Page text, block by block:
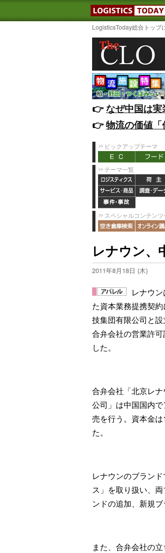
LogisticsToday総合トップ
👉️なぜ中国は
👉️物流の価値
ピックアップテーマ
テーマ一覧
スペシャルコンテンツ
レナウン、
2011年8月18日 (木)
レナウ
た資本業務提携契
技集団有限公司と
合弁会社の営業許
した。
合弁会社「北京レ
公司」は中国国内
売を行う。資本金
た。
レナウンのブラン
ス」を取り扱い、
ンドの追加、新規
また、合弁会社の